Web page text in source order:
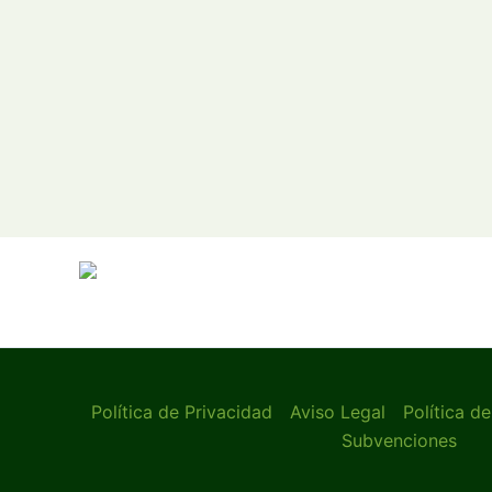
Política de Privacidad Aviso Legal Política
Subvenciones